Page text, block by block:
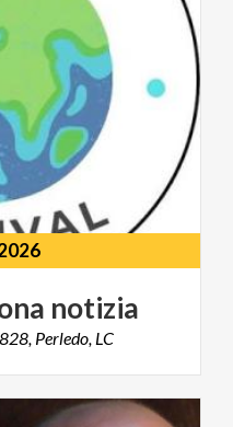
notizia
Perledo, LC